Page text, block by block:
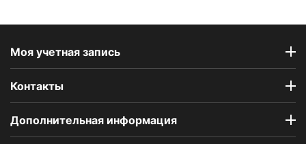
Моя учетная запись
Контакты
Дополнительная информация